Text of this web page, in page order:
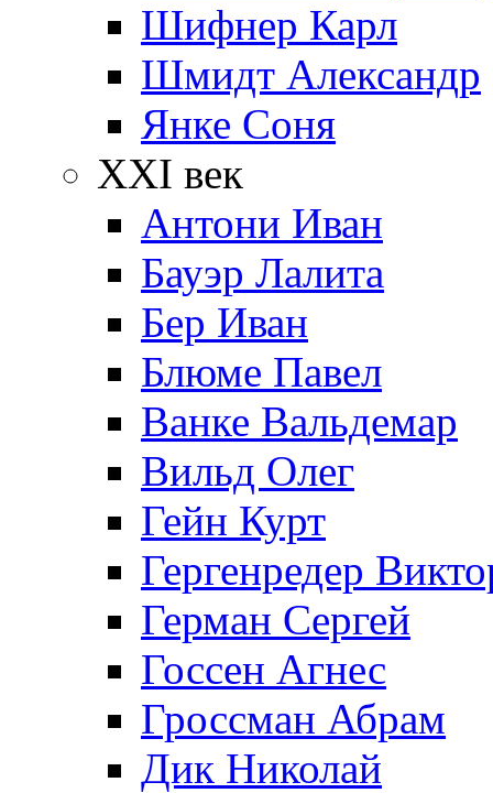
Шифнер Карл
Шмидт Александр
Янке Соня
XXI век
Антони Иван
Бауэр Лалита
Бер Иван
Блюме Павел
Ванке Вальдемар
Вильд Олег
Гейн Курт
Гергенредер
Герман Сергей
Госсен Агнес
Гроссман Абрам
Дик Николай